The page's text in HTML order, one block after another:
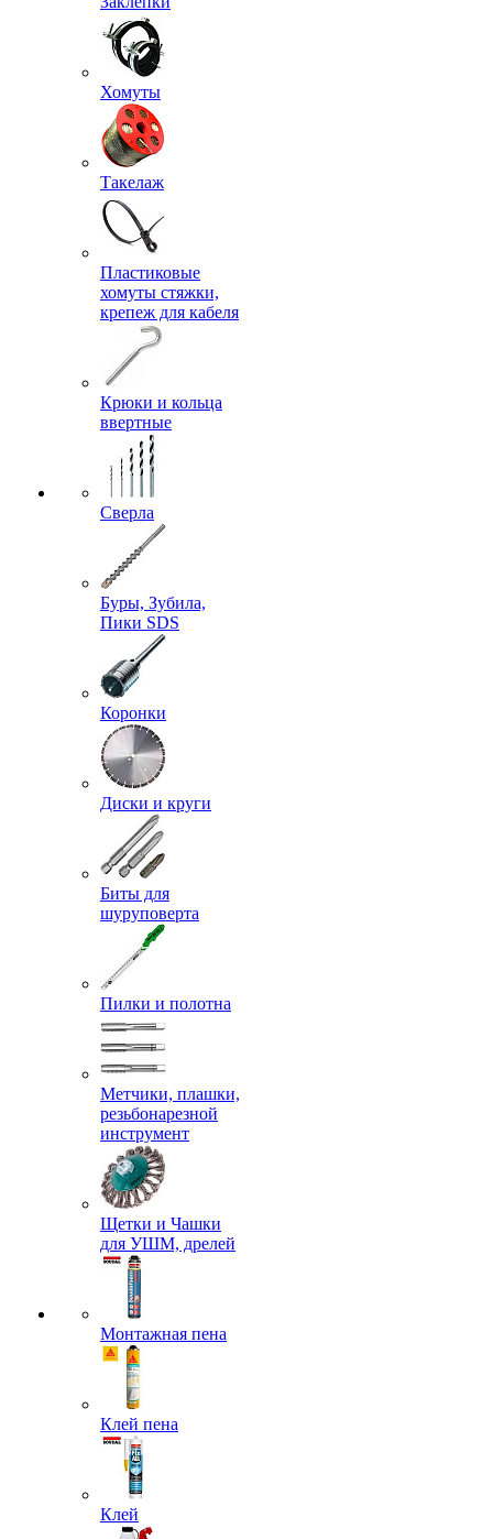
Хомуты
Такелаж
Пластиковые
хомуты стяжки,
крепеж для кабеля
Крюки и кольца
ввертные
Сверла
Буры, Зубила,
Пики SDS
Коронки
Диски и круги
Биты для
шуруповерта
Пилки и полотна
Метчики, плашки,
резьбонарезной
инструмент
Щетки и Чашки
для УШМ, дрелей
Монтажная пена
Клей пена
Клей